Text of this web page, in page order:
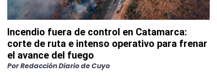
Incendio fuera de control en Catamarca:
corte de ruta e intenso operativo para frenar
el avance del fuego
PorRedacción Diario de Cuyo